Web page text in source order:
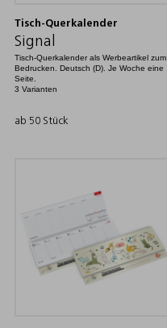
Tisch-Querkalender
Signal
Tisch-Querkalender als Werbeartikel zum
Bedrucken. Deutsch (D). Je Woche eine
Seite.
3 Varianten
ab 50 Stück